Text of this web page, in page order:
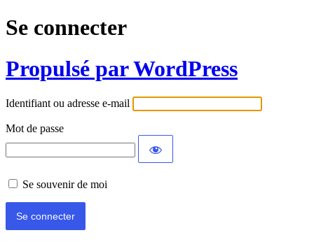
Se connecter
Propulsé par WordPress
Identifiant ou adresse e-mail
Mot de passe
Se souvenir de moi